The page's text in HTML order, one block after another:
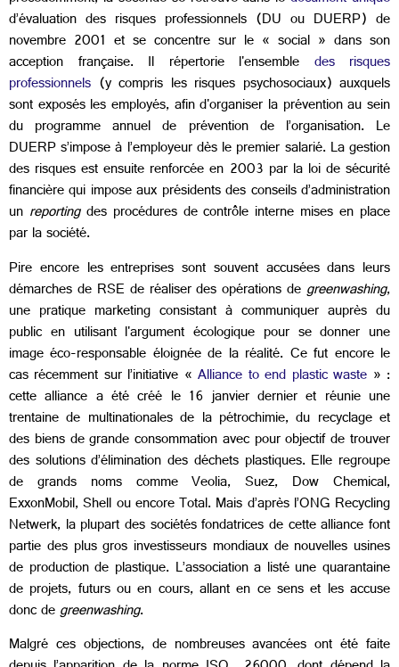
d’évaluation des risques professionnels (DU ou DUERP) de
novembre 2001 et se concentre sur le « social » dans son
acception française. Il répertorie l'ensemble des risques
professionnels (y compris les risques psychosociaux) auxquels
sont exposés les employés, afin d'organiser la prévention au sein
du programme annuel de prévention de l’organisation. Le
DUERP s’impose à l’employeur dès le premier salarié. La gestion
des risques est ensuite renforcée en 2003 par la loi de sécurité
financière qui impose aux présidents des conseils d’administration
un reportingdes procédures de contrôle interne mises en place
par la société.
Pire encore les entreprises sont souvent accusées dans leurs
démarches de RSE de réaliser des opérations degreenwashing,
une pratique marketing consistant à communiquer auprès du
public en utilisant l'argument écologique pour se donner une
image éco-responsable éloignée de la réalité. Ce fut encore le
cas récemment sur l’initiative «Alliance to end plastic waste » :
cette alliance a été créé le 16 janvier dernier et réunie une
trentaine de multinationales de la pétrochimie, du recyclage et
des biens de grande consommation avec pour objectif de trouver
des solutions d’élimination des déchets plastiques. Elle regroupe
de grands noms comme Veolia, Suez, Dow Chemical,
ExxonMobil, Shell ou encore Total. Mais d’après l’ONG Recycling
Netwerk, la plupart des sociétés fondatrices de cette alliance font
partie des plus gros investisseurs mondiaux de nouvelles usines
de production de plastique. L’association a listé une quarantaine
de projets, futurs ou en cours, allant en ce sens et les accuse
donc degreenwashing.
Malgré ces objections, de nombreuses avancées ont été faite